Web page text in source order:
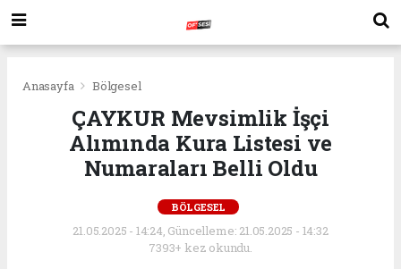
Anasayfa Bölgesel
ÇAYKUR Mevsimlik İşçi
Alımında Kura Listesi ve
Numaraları Belli Oldu
BÖLGESEL
21.05.2025 - 14:24, Güncelleme: 21.05.2025 - 14:32
7393+ kez okundu.